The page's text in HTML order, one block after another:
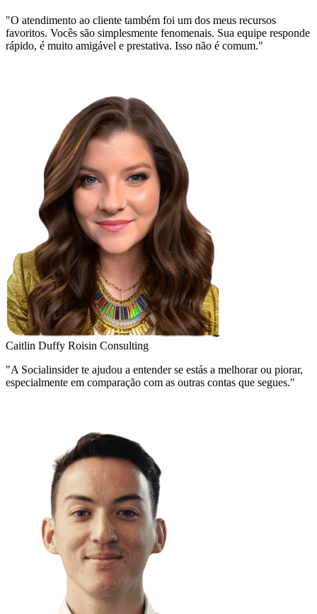
"O atendimento ao cliente também foi um dos meus recursos
favoritos. Vocês são simplesmente fenomenais. Sua equipe responde
rápido, é muito amigável e prestativa. Isso não é comum."
Caitlin Duffy Roisin Consulting
"A Socialinsider te ajudou a entender se estás a melhorar ou piorar,
especialmente em comparação com as outras contas que segues."